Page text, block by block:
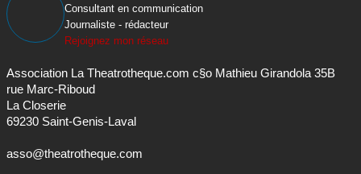
Consultant en communication
Journaliste - rédacteur
Rejoignez mon réseau
Association La Theatrotheque.com c§o Mathieu Girandola 35B
rue Marc-Riboud
La Closerie
69230 Saint-Genis-Laval
asso@theatrotheque.com